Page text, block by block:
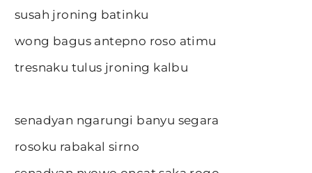
susah jroning batinku
wong bagus antepno roso atimu
tresnaku tulus jroning kalbu
senadyan ngarungi banyu segara
rosoku rabakal sirno